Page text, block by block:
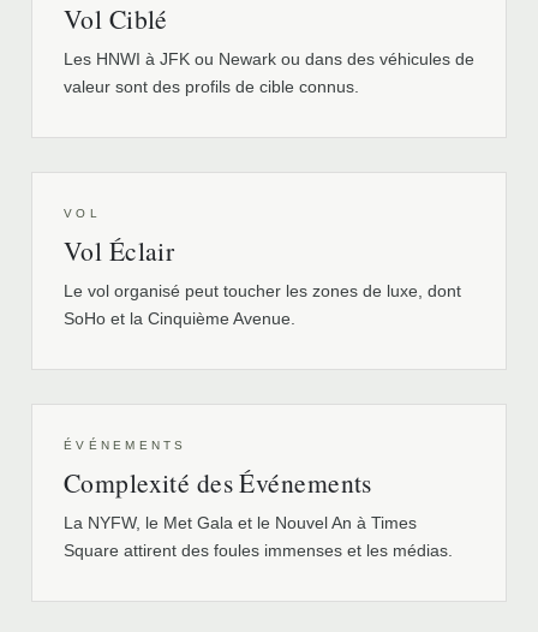
Vol Ciblé
Les HNWI à JFK ou Newark ou dans des véhicules de
valeur sont des profils de cible connus.
VOL
Vol Éclair
Le vol organisé peut toucher les zones de luxe, dont
SoHo et la Cinquième Avenue.
ÉVÉNEMENTS
Complexité des Événements
La NYFW, le Met Gala et le Nouvel An à Times
Square attirent des foules immenses et les médias.